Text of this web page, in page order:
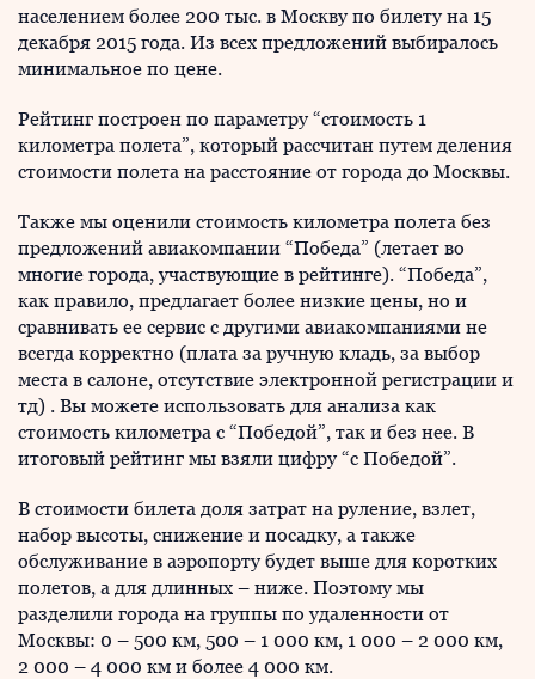
населением более 200 тыс. в Москву по билету на 15
декабря 2015 года. Из всех предложений выбиралось
минимальное по цене.
Рейтинг построен по параметру “стоимость 1
километра полета”, который рассчитан путем деления
стоимости полета на расстояние от города до Москвы.
Также мы оценили стоимость километра полета без
предложений авиакомпании “Победа” (летает во
многие города, участвующие в рейтинге). “Победа”,
как правило, предлагает более низкие цены, но и
сравнивать ее сервис с другими авиакомпаниями не
всегда корректно (плата за ручную кладь, за выбор
места в салоне, отсутствие электронной регистрации и
тд) . Вы можете использовать для анализа как
стоимость километра с “Победой”, так и без нее. В
итоговый рейтинг мы взяли цифру “с Победой”.
В стоимости билета доля затрат на руление, взлет,
набор высоты, снижение и посадку, а также
обслуживание в аэропорту будет выше для коротких
полетов, а для длинных – ниже. Поэтому мы
разделили города на группы по удаленности от
Москвы: 0 – 500 км, 500 – 1 000 км, 1 000 – 2 000 км,
2 000 – 4 000 км и более 4 000 км.